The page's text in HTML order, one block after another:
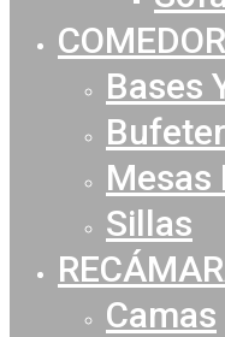
Bases
Mesas
Sillas
Camas